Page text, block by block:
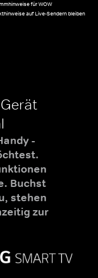
für WOW
auf Live-Sendern bleiben
-
Buchst
stehen
zur